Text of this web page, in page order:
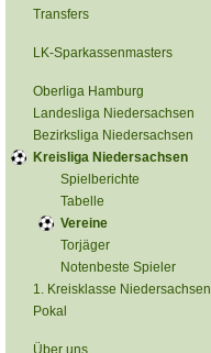
Transfers
LK-Sparkassenmasters
Oberliga Hamburg
Landesliga Niedersachsen
Bezirksliga Niedersachsen
Kreisliga Niedersachsen
Spielberichte
Tabelle
Vereine
Torjäger
Notenbeste Spieler
1. Kreisklasse Niedersachsen
Pokal
Über uns